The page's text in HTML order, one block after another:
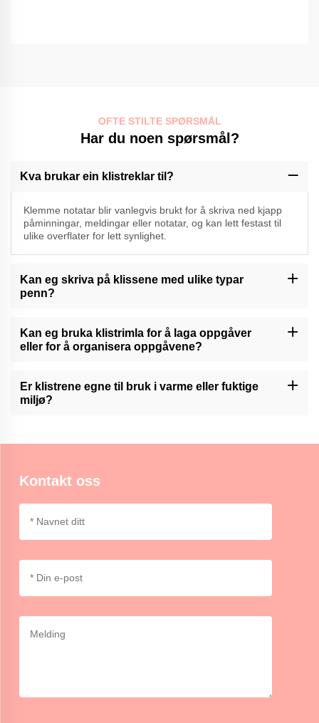
OFTE STILTE SPØRSMÅL
Har du noen spørsmål?
Kva brukar ein klistreklar til?
Klemme notatar blir vanlegvis brukt for å skriva ned kjapp
påminningar, meldingar eller notatar, og kan lett festast til
ulike overflater for lett synlighet.
Kan eg skriva på klissene med ulike typar
penn?
penn, inkludert ballpoint, gel og markørpenn. Det er tilrådelig å
testa for flekker eller bløding på visse overflater.
Kan eg bruka klistrimla for å laga oppgåver
eller for å organisera oppgåvene?
organisering av oppgåver, slik at brukarane kan kategorisere og
prioritere informasjon på ein visuell og praktisk måte.
Er klistrene egne til bruk i varme eller fuktige
miljø?
så det er tilrådelig å vera forsiktig.
Kontakt oss